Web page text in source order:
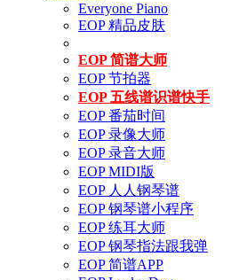
Everyone Piano
EOP 精品皮肤
EOP 简谱大师
EOP 节拍器
EOP 五线谱识谱快手
EOP 番茄时间
EOP 录像大师
EOP 录音大师
EOP MIDI版
EOP 人人钢琴谱
EOP 钢琴谱小程序
EOP 练耳大师
EOP 钢琴指法跟我弹
EOP 简谱APP